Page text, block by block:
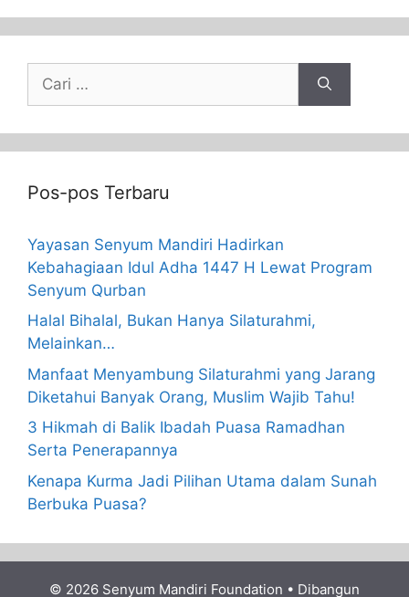
Pos-pos Terbaru
Yayasan Senyum Mandiri Hadirkan
Kebahagiaan Idul Adha 1447 H Lewat Program
Senyum Qurban
Halal Bihalal, Bukan Hanya Silaturahmi,
Melainkan…
Manfaat Menyambung Silaturahmi yang Jarang
Diketahui Banyak Orang, Muslim Wajib Tahu!
3 Hikmah di Balik Ibadah Puasa Ramadhan
Serta Penerapannya
Kenapa Kurma Jadi Pilihan Utama dalam Sunah
Berbuka Puasa?
© 2026 Senyum Mandiri Foundation • Dibangun